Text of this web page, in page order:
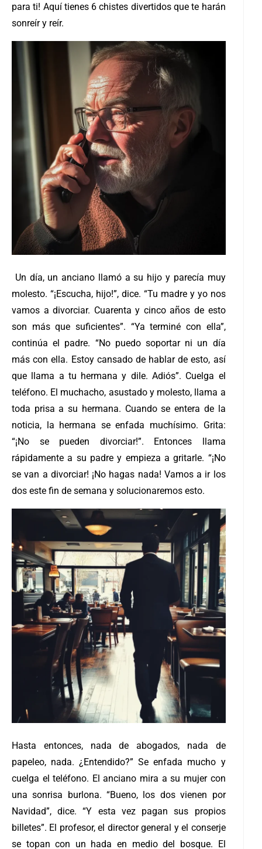
para ti! Aquí tienes 6 chistes divertidos que te harán
sonreír y reír.
Un día, un anciano llamó a su hijo y parecía muy
molesto. “¡Escucha, hijo!”, dice. “Tu madre y yo nos
vamos a divorciar. Cuarenta y cinco años de esto
son más que suficientes”. “Ya terminé con ella”,
continúa el padre. “No puedo soportar ni un día
más con ella. Estoy cansado de hablar de esto, así
que llama a tu hermana y dile. Adiós”. Cuelga el
teléfono. El muchacho, asustado y molesto, llama a
toda prisa a su hermana. Cuando se entera de la
noticia, la hermana se enfada muchísimo. Grita:
“¡No se pueden divorciar!”. Entonces llama
rápidamente a su padre y empieza a gritarle. “¡No
se van a divorciar! ¡No hagas nada! Vamos a ir los
dos este fin de semana y solucionaremos esto.
Hasta entonces, nada de abogados, nada de
papeleo, nada. ¿Entendido?” Se enfada mucho y
cuelga el teléfono. El anciano mira a su mujer con
una sonrisa burlona. “Bueno, los dos vienen por
Navidad”, dice. “Y esta vez pagan sus propios
billetes”. El profesor, el director general y el conserje
se topan con un hada en medio del bosque. El